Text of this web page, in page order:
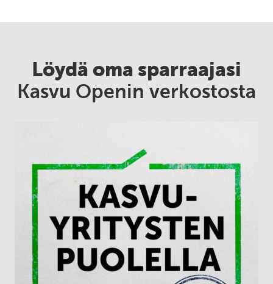
Löydä oma sparraajasi
Kasvu Openin verkostosta